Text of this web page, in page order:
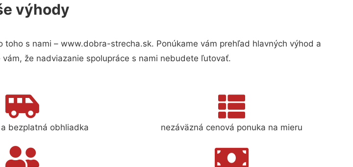
výhody
toho s nami – www.dobra-strecha.sk. Ponúkame vám prehľad hlavných výhod a
že nadviazanie spolupráce s nami nebudete ľutovať.
bezplatná obhliadka nezáväzná cenová ponuka na mieru